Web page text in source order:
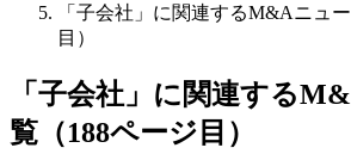
「子会社」に関連するM&Aニュ
目）
「子会社」に関連する
覧（188ページ目）